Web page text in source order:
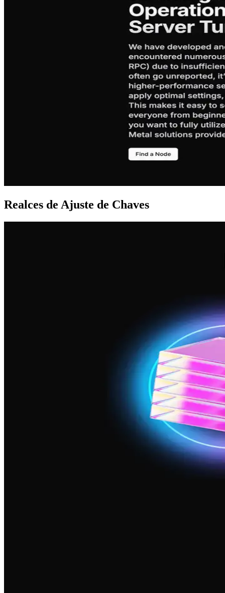
Realces de Ajuste de Chaves